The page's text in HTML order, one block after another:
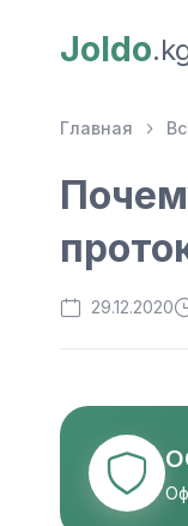
Joldo
Главная
29.12.2020